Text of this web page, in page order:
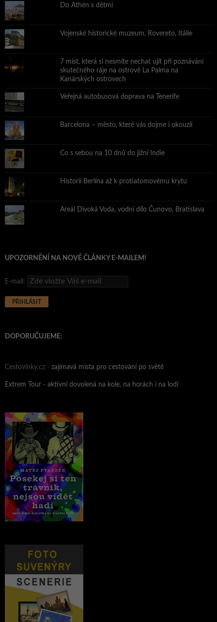
Do Athén s dětmi
Vojenské historické muzeum, Rovereto, Itálie
7 míst, která si nesmíte nechat ujít při poznávání
skutečného ráje na ostrově La Palma na
Kanárských ostrovech
Veřejná autobusová doprava na Tenerife
Barcelona – město, které vás dojme i okouzlí
Co s sebou na 10 dnů do jižní Indie
Historií Berlína až k protiatomovému krytu
Areál Divoká Voda, vodní dílo Čunovo, Bratislava
UPOZORNĚNÍ NA NOVÉ ČLÁNKY E-MAILEM!
E-mail:
DOPORUČUJEME:
Cestovinky.cz - zajímavá místa pro cestování po světě
Extrem Tour - aktivní dovolená na kole, na horách i na lodi